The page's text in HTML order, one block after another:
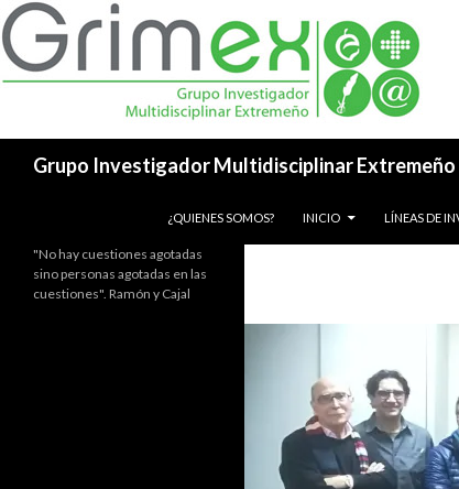
Grupo Investigador Multidisciplinar Extremeño
¿QUIENES SOMOS?
INICIO LÍNEAS DE
"No hay cuestiones agotadas
sino personas agotadas en las
cuestiones". Ramón y Cajal